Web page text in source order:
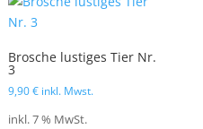
Brosche lustiges Tier Nr.
3
9,90€ inkl. Mwst.
inkl. 7 % MwSt.